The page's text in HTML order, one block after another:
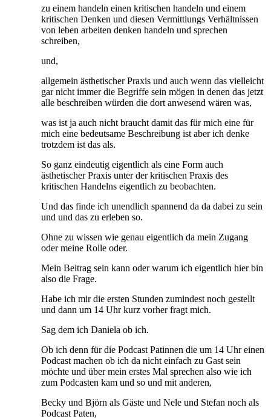
zu einem handeln einen kritischen handeln und einem
kritischen Denken und diesen Vermittlungs Verhältnissen
von leben arbeiten denken handeln und sprechen
schreiben,
und,
allgemein ästhetischer Praxis und auch wenn das vielleicht
gar nicht immer die Begriffe sein mögen in denen das jetzt
alle beschreiben würden die dort anwesend wären was,
was ist ja auch nicht braucht damit das für mich eine für
mich eine bedeutsame Beschreibung ist aber ich denke
trotzdem ist das als.
So ganz eindeutig eigentlich als eine Form auch
ästhetischer Praxis unter der kritischen Praxis des
kritischen Handelns eigentlich zu beobachten.
Und das finde ich unendlich spannend da da dabei zu sein
und und das zu erleben so.
Ohne zu wissen wie genau eigentlich da mein Zugang
oder meine Rolle oder.
Mein Beitrag sein kann oder warum ich eigentlich hier bin
also die Frage.
Habe ich mir die ersten Stunden zumindest noch gestellt
und dann um 14 Uhr kurz vorher fragt mich.
Sag dem ich Daniela ob ich.
Ob ich denn für die Podcast Patinnen die um 14 Uhr einen
Podcast machen ob ich da nicht einfach zu Gast sein
möchte und über mein erstes Mal sprechen also wie ich
zum Podcasten kam und so und mit anderen,
Becky und Björn als Gäste und Nele und Stefan noch als
Podcast Paten,